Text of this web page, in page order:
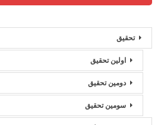
تحقیق
اولین تحقیق
دومین تحقیق
سومین تحقیق